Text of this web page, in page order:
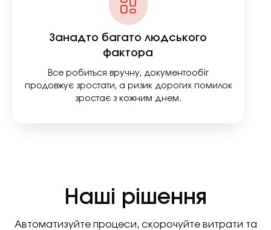
Занадто багато людського
фактора
Все робиться вручну, документообіг
продовжує зростати, а ризик дорогих помилок
зростає з кожним днем.
Наші рішення
Автоматизуйте процеси, скорочуйте витрати та